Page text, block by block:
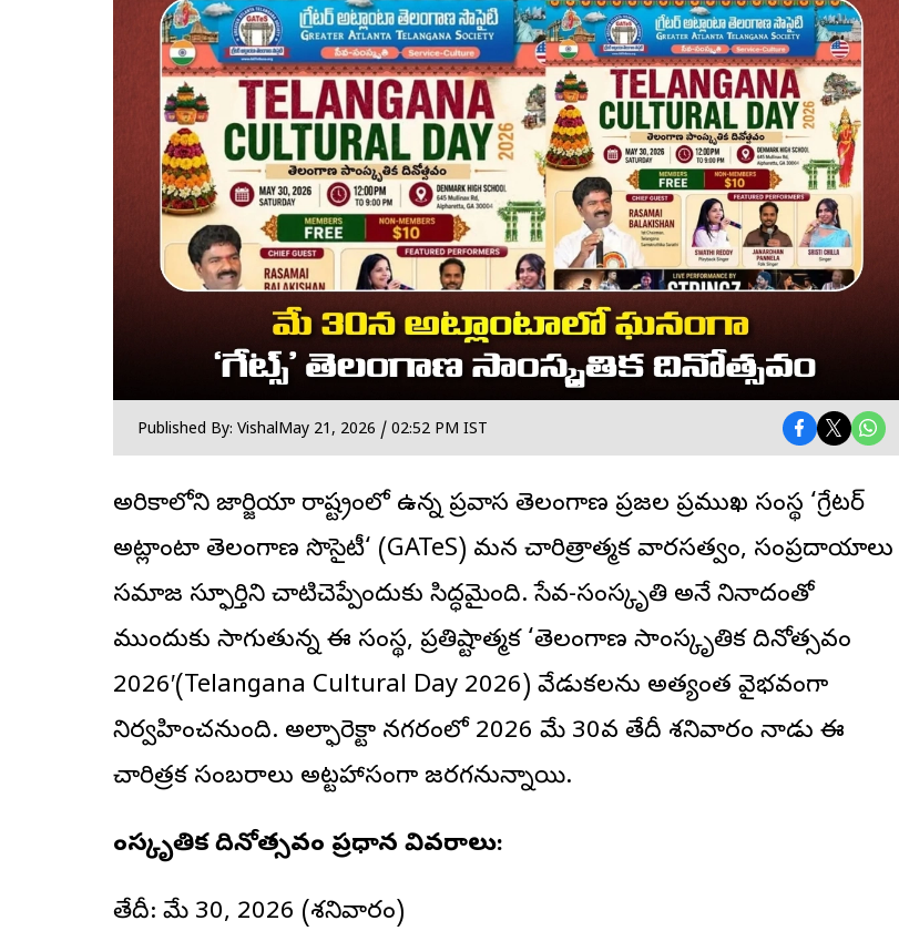
Published By: VishalMay 21, 2026 / 02:52 PM IST
అమెరికాలోని జార్జియా రాష్ట్రంలో ఉన్న ప్రవాస తెలంగాణ ప్రజల ప్రముఖ సంస్థ ‘గ్రేటర్
అట్లాంటా తెలంగాణ సొసైటీ‘ (GATeS) మన చారిత్రాత్మక వారసత్వం, సంప్రదాయాలు
సమాజ స్ఫూర్తిని చాటిచెప్పేందుకు సిద్ధమైంది. సేవ-సంస్కృతి అనే నినాదంతో
ముందుకు సాగుతున్న ఈ సంస్థ, ప్రతిష్టాత్మక ‘తెలంగాణ సాంస్కృతిక దినోత్సవం
2026′(Telangana Cultural Day 2026) వేడుకలను అత్యంత వైభవంగా
నిర్వహించనుంది. అల్ఫారెక్టా నగరంలో 2026 మే 30వ తేదీ శనివారం నాడు ఈ
చారిత్రక సంబరాలు అట్టహాసంగా జరగనున్నాయి.
సాంస్కృతిక దినోత్సవం ప్రధాన వివరాలు:
తేదీ: మే 30, 2026 (శనివారం)